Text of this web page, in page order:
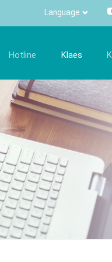
Language
trade
pro
Komunikace
Všechny
tlačítka -
Info Manager
CRM
DMS
openTRANS
Hotline Klaes
se součástí
nás svými
místa